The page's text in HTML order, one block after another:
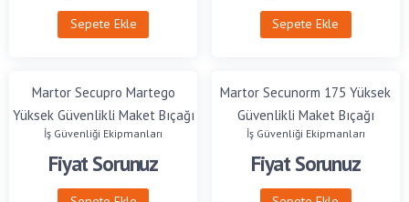
Sepete Ekle Sepete Ekle
Martor Secupro Martego
Yüksek Güvenlikli Maket Bıçağı
Falçata
İş Güvenliği Ekipmanları
Fiyat Sorunuz
Martor Secunorm 175 Yüksek
Güvenlikli Maket Bıçağı
Falçata
İş Güvenliği Ekipmanları
Fiyat Sorunuz